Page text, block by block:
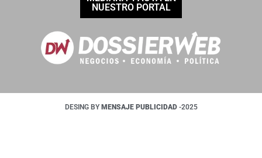
NUESTRO PORTAL
DESING BY MENSAJE PUBLICIDAD -2025